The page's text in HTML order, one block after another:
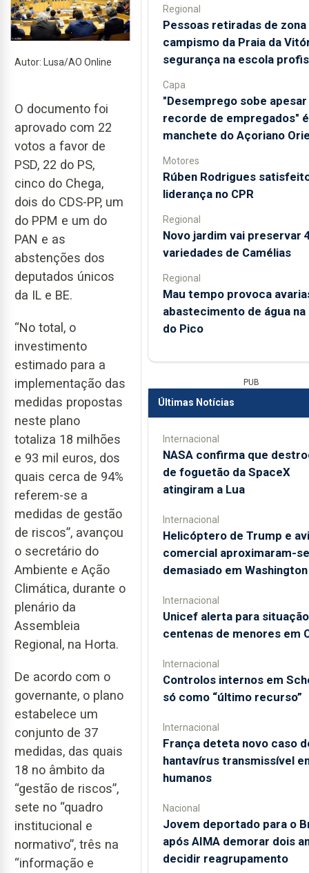
Autor: Lusa/AO Online
O documento foi
aprovado com 22
votos a favor de
PSD, 22 do PS,
cinco do Chega,
dois do CDS-PP, um
do PPM e um do
PAN e as
abstenções dos
deputados únicos
da IL e BE.
“No total, o
investimento
estimado para a
implementação das
medidas propostas
neste plano
totaliza 18 milhões
e 93 mil euros, dos
quais cerca de 94%
referem-se a
medidas de gestão
de riscos”, avançou
o secretário do
Ambiente e Ação
Climática, durante o
plenário da
Assembleia
Regional, na Horta.
De acordo com o
governante, o plano
estabelece um
conjunto de 37
medidas, das quais
18 no âmbito da
“gestão de riscos”,
sete no “quadro
institucional e
normativo”, três na
“informação e
Regional
Pessoas retiradas de zona
campismo da Praia da
segurança na escola
Capa
"Desemprego sobe apesar
recorde de empregados"
manchete do Açoriano
Motores
Rúben Rodrigues
liderança no CPR
Regional
Novo jardim vai preservar
variedades de Camélias
Regional
Mau tempo provoca
abastecimento de água na
do Pico
PUB
Últimas Notícias
Internacional
NASA confirma que
de foguetão da SpaceX
atingiram a Lua
Internacional
Helicóptero de Trump e
comercial aproximaram-se
demasiado em Washington
Internacional
Unicef alerta para
centenas de menores em
Internacional
Controlos internos em
só como “último recurso”
Internacional
França deteta novo caso
hantavírus transmissível
humanos
Nacional
Jovem deportado para o
após AIMA demorar dois
decidir reagrupamento